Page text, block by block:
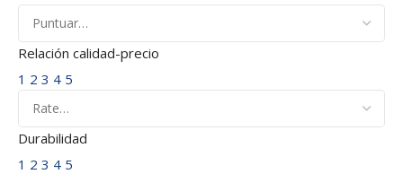
Relación calidad-precio
1 2 3 4 5
Durabilidad
1 2 3 4 5